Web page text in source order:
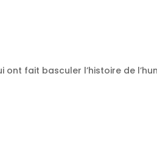
fait basculer l’histoire de